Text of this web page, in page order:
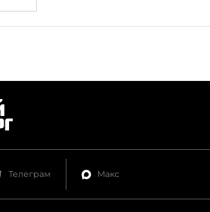
Телеграм Макс